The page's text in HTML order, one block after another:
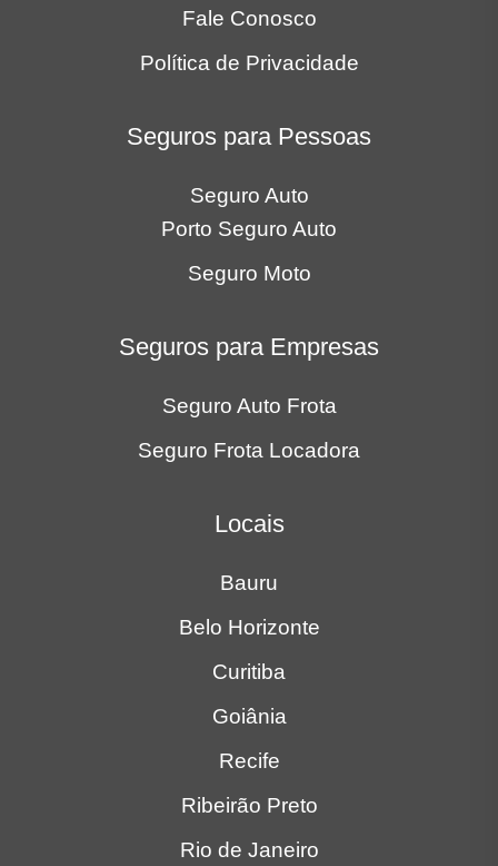
Fale Conosco
Política de Privacidade
Seguros para Pessoas
Seguro Auto
Porto Seguro Auto
Seguro Moto
Seguros para Empresas
Seguro Auto Frota
Seguro Frota Locadora
Locais
Bauru
Belo Horizonte
Curitiba
Goiânia
Recife
Ribeirão Preto
Rio de Janeiro